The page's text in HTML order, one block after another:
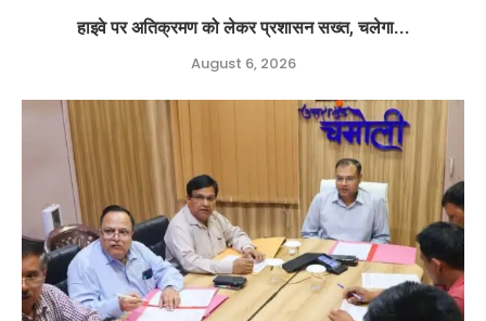
हाइवे पर अतिक्रमण को लेकर प्रशासन सख्त, चलेगा...
August 6, 2026